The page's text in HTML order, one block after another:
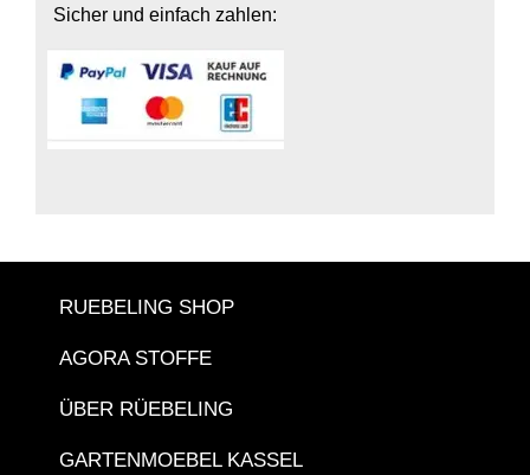
Sicher und einfach zahlen:
RUEBELING SHOP
AGORA STOFFE
ÜBER RÜEBELING
GARTENMOEBEL KASSEL